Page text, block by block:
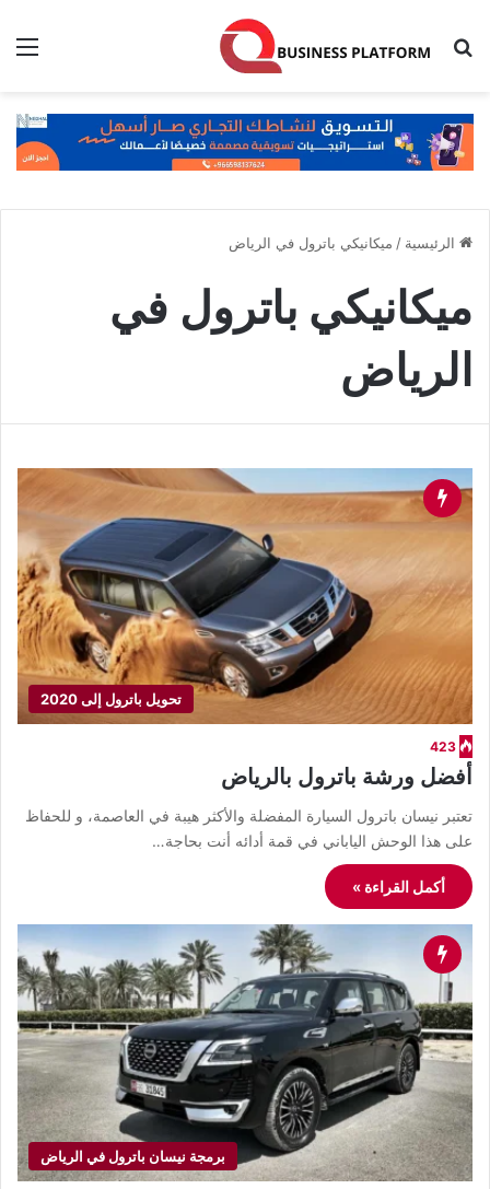
بحث عن
الرئيسية / ميكانيكي باترول في الرياض
ميكانيكي باترول في
الرياض
تحويل باترول إلى 2020
423
أفضل ورشة باترول بالرياض
​تعتبر نيسان باترول السيارة المفضلة والأكثر هيبة في العاصمة، و للحفاظ
على هذا الوحش الياباني في قمة أدائه أنت بحاجة…
أكمل القراءة »
برمجة نيسان باترول في الرياض